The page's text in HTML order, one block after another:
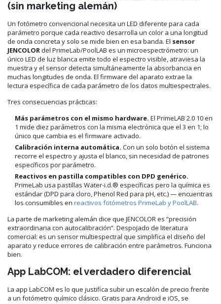
(sin marketing alemán)
Un fotómetro convencional necesita un LED diferente para cada
parámetro porque cada reactivo desarrolla un color a una longitud
de onda concreta y solo se mide bien en esa banda. El sensor
JENCOLORdel PrimeLab/PoolLAB es un microespectrómetro: un
único LED de luz blanca emite todo el espectro visible, atraviesa la
muestra y el sensor detecta simultáneamente la absorbancia en
muchas longitudes de onda. El firmware del aparato extrae la
lectura específica de cada parámetro de los datos multiespectrales.
Tres consecuencias prácticas:
Más parámetros con el mismo hardware. El PrimeLAB 2.0 10 en
1 mide diez parámetros con la misma electrónica que el 3 en 1; lo
único que cambia es el firmware activado.
Calibración interna automática. Con un solo botón el sistema
recorre el espectro y ajusta el blanco, sin necesidad de patrones
específicos por parámetro.
Reactivos en pastilla compatibles con DPD genérico.
PrimeLab usa pastillas Water-i.d.® específicas pero la química es
estándar (DPD para cloro, Phenol Red para pH, etc.) — encuentras
los consumibles en reactivos fotómetros PrimeLab y PoolLAB.
La parte de marketing alemán dice que JENCOLOR es “precisión
extraordinaria con autocalibración”. Despojado de literatura
comercial: es un sensor multiespectral que simplifica el diseño del
aparato y reduce errores de calibración entre parámetros. Funciona
bien.
App LabCOM: el verdadero diferencial
La app LabCOM es lo que justifica subir un escalón de precio frente
a un fotómetro químico clásico. Gratis para Android e iOS, se